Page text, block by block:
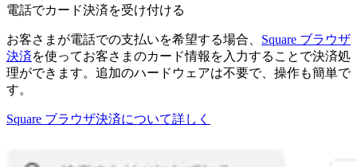
電話でカード決済を受け付ける
お客さまが電話での支払いを希望する場合、 Square ブラウザ
決済を使ってお客さまのカード情報を入力することで決済処
理ができます。追加のハードウェアは不要で、操作も簡単で
す。
Square ブラウザ決済について詳しく